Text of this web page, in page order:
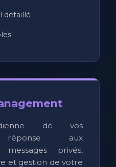
détaillé
de vos
réponse aux
privés,
et gestion de votre